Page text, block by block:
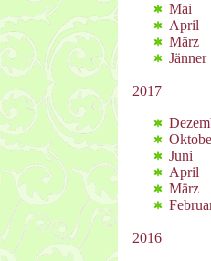
Mai
April
März
Jänner
2017
Juni
April
März
2016